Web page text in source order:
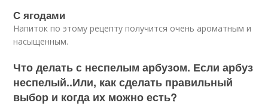
С ягодами
Напиток по этому рецепту получится очень ароматным и
насыщенным.
Что делать с неспелым арбузом. Если арбуз
неспелый..Или, как сделать правильный
выбор и когда их можно есть?